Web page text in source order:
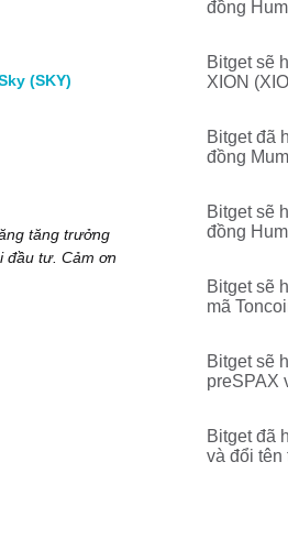
(SKY)
tăng trưởng
đầu tư. Cảm ơn
đồng
Bitget sẽ
XION
Bitget đã
đồng
Bitget sẽ
đồng
Bitget sẽ
mã
Bitget sẽ
preSPAX
Bitget đã
và đổi tên